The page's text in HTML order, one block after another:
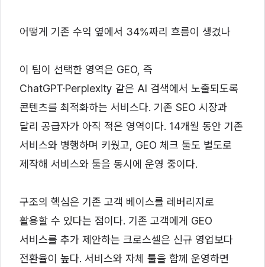
어떻게 기존 수익 옆에서 34%짜리 흐름이 생겼나
이 팀이 선택한 영역은 GEO, 즉
ChatGPT·Perplexity 같은 AI 검색에서 노출되도록
콘텐츠를 최적화하는 서비스다. 기존 SEO 시장과
달리 공급자가 아직 적은 영역이다. 14개월 동안 기존
서비스와 병행하며 키웠고, GEO 체크 툴도 별도로
제작해 서비스와 툴을 동시에 운영 중이다.
구조의 핵심은 기존 고객 베이스를 레버리지로
활용할 수 있다는 점이다. 기존 고객에게 GEO
서비스를 추가 제안하는 크로스셀은 신규 영업보다
전환율이 높다. 서비스와 자체 툴을 함께 운영하면